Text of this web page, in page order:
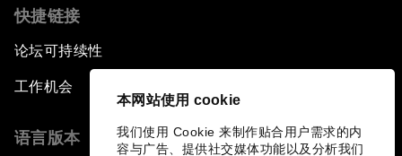
本网站使用 cookie
我们使用 Cookie 来制作贴合用户需求的内
容与广告、提供社交媒体功能以及分析我们
快捷链接
论坛可持续性
工作机会
语言版本